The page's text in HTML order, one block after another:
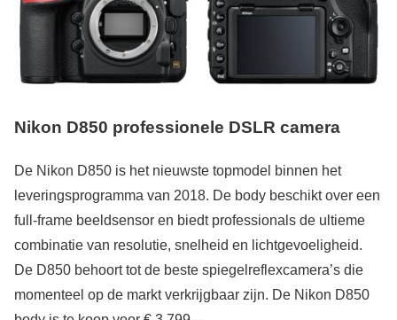
Nikon D850 professionele DSLR camera
De Nikon D850 is het nieuwste topmodel binnen het
leveringsprogramma van 2018. De body beschikt over een
full-frame beeldsensor en biedt professionals de ultieme
combinatie van resolutie, snelheid en lichtgevoeligheid.
De D850 behoort tot de beste spiegelreflexcamera’s die
momenteel op de markt verkrijgbaar zijn. De Nikon D850